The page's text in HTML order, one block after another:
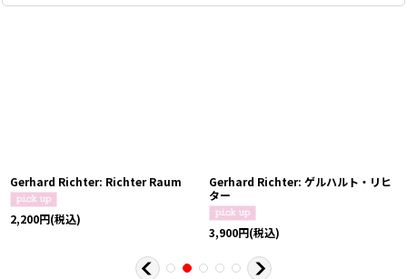
Gerhard Richter: Richter Raum
2,200円(税込)
Gerhard Richter: ゲルハルト・リヒ
ター
3,900円(税込)